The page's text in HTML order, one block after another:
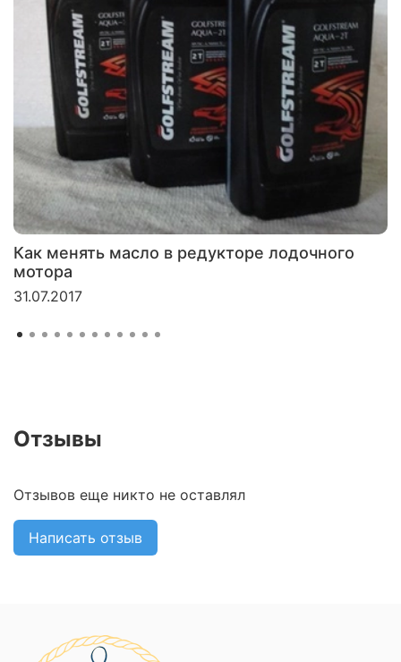
Как менять масло в редукторе лодочного
мотора
31.07.2017
Отзывы
Отзывов еще никто не оставлял
Написать отзыв